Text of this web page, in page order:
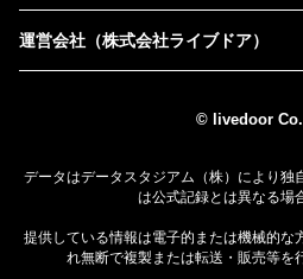
運営会社（株式会社ライブドア）
© livedoor
データはデータスタジアム（株）により独
は公式記録とは異なる場
提供している情報は電子的または機械的な
れ無断で複製または転送・販売等を